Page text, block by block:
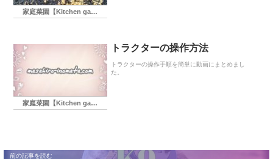
家庭菜園【Kitchen garden】
家庭菜園【Kitchen garden】
トラクターの操作方法
トラクターの操作手順を簡単に動画にまとめまし
た。